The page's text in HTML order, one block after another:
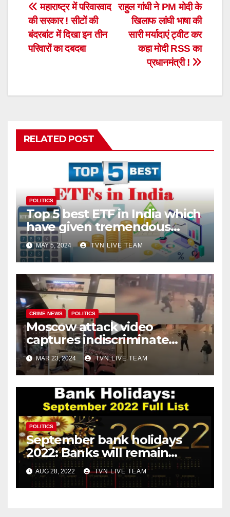
Post
navigation
राहुल गांधी ने PM मोदी के
खिलाफ लांघी भाषा की
सारी मर्यादाएं ट्वीट कर
कहा मोदी RSS का
प्रधानमंत्री !
महाराष्ट्र में परिवारवाद
की सरकार ! सीटों की
बंदरबांट में दिखा इन तीन
परिवारों का दबदबा
RELATED POST
POLITICS
Top 5 best ETF in India which
have given tremendous
returns
MAY 5, 2024 TVN LIVE TEAM
CRIME NEWS POLITICS
Moscow attack video
captures indiscriminate
firing, and chaos all around!
MAR 23, 2024 TVN LIVE TEAM
POLITICS
September bank holidays
2022: Banks will remain
closed for 13 days in
September!
AUG 28, 2022 TVN LIVE TEAM